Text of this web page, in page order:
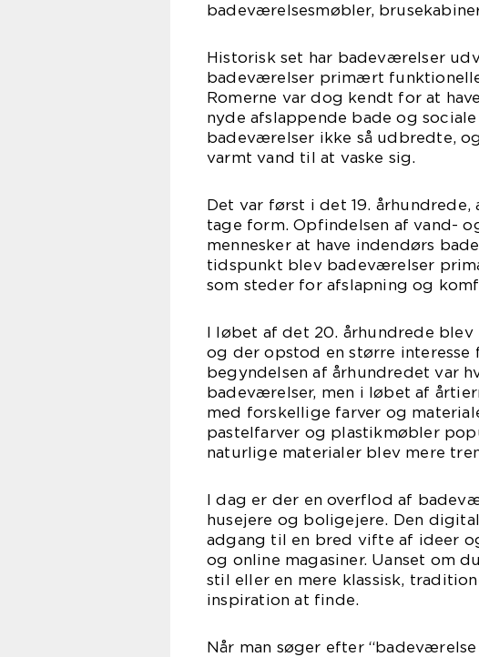
badeværelsesmøbler,
Historisk set har badeværelser
badeværelser primært
Romerne var dog kendt for at
nyde afslappende bade og
badeværelser ikke så udbredte,
varmt vand til at vaske sig.
Det var først i det 19.
tage form. Opfindelsen af vand-
mennesker at have indendørs
tidspunkt blev badeværelser
som steder for afslapning og
I løbet af det 20. århundrede
og der opstod en større
begyndelsen af århundredet var
badeværelser, men i løbet af
med forskellige farver og
pastelfarver og plastikmøbler
naturlige materialer blev mere
I dag er der en overflod af
husejere og boligejere. Den
adgang til en bred vifte af ideer
og online magasiner. Uanset om
stil eller en mere klassisk,
inspiration at finde.
Når man søger efter